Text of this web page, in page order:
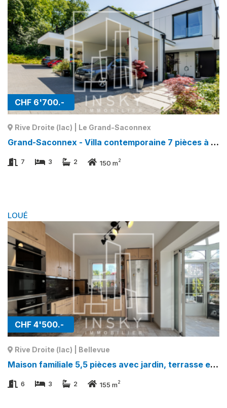
CHF 6'700.-
Rive Droite (lac) | Le Grand-Saconnex
Grand-Saconnex - Villa contemporaine 7 pièces à Rive Droite (lac) | Le Grand-Saconnex
7 3 2 150 m2
LOUÉ
CHF 4'500.-
Rive Droite (lac) | Bellevue
Maison familiale 5,5 pièces avec jardin, terrasse et 2 places de parking - Exclusivité ! - à Rive Droite (lac) | Bellevue
6 3 2 155 m2